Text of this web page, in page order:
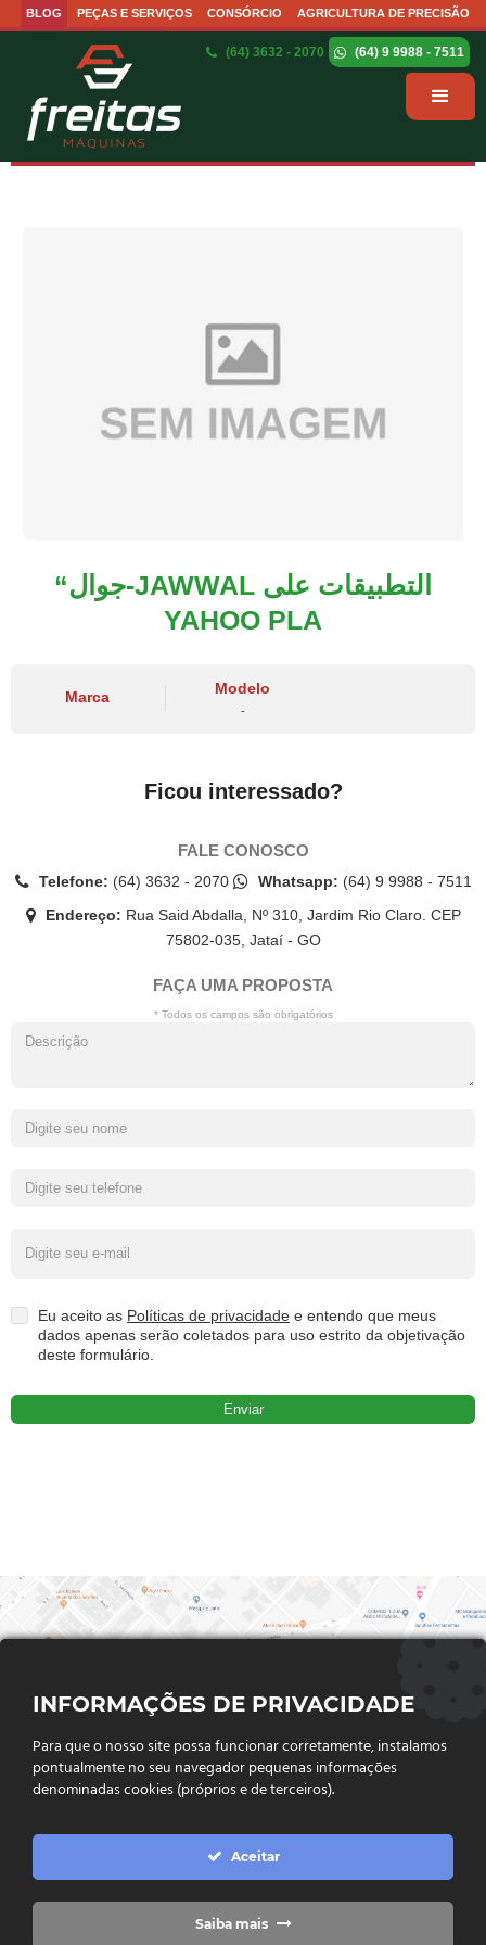
BLOG PEÇAS E SERVIÇOS CONSÓRCIO AGRICULTURA DE PRECISÃO
(64) 3632 - 2070 (64) 9 9988 - 7511
“جوال-JAWWAL التطبيقات على
YAHOO PLA
Marca
Modelo
-
Ficou interessado?
FALE CONOSCO
Telefone: (64) 3632 - 2070 Whatsapp: (64) 9 9988 - 7511
Endereço: Rua Said Abdalla, Nº 310, Jardim Rio Claro. CEP
75802-035, Jataí - GO
FAÇA UMA PROPOSTA
* Todos os campos são obrigatórios
Eu aceito as Políticas de privacidade e entendo que meus
dados apenas serão coletados para uso estrito da objetivação
deste formulário.
FALE CONOSCO
Endereço:Rua Said Abdalla, Nº 310, Jardim Rio Claro. CEP
75802-035, Jataí - GO
(64) 3632 - 2070
INFORMAÇÕES DE PRIVACIDADE
Para que o nosso site possa funcionar corretamente, instalamos
pontualmente no seu navegador pequenas informações
denominadas cookies (próprios e de terceiros).
Aceitar
Saiba mais